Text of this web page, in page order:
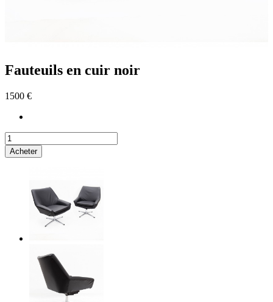
Fauteuils en cuir noir
1500 €
Acheter